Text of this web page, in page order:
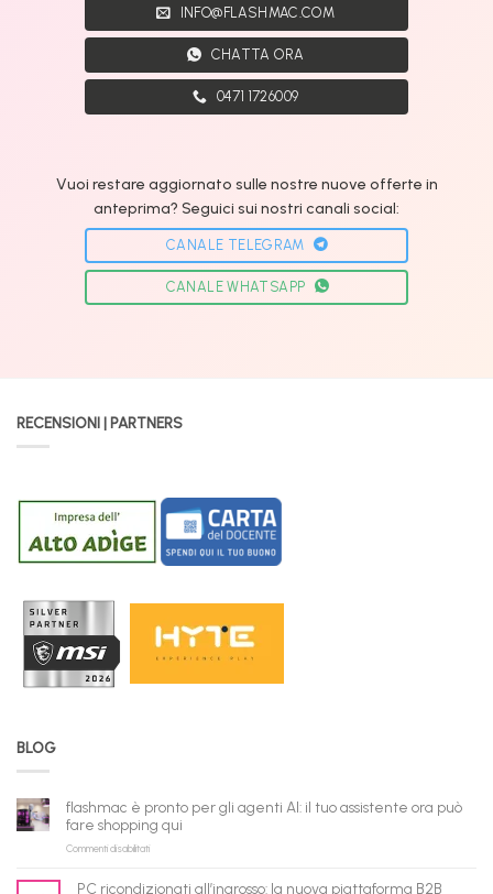
INFO@FLASHMAC.COM
CHATTA ORA
0471 1726009
Vuoi restare aggiornato sulle nostre nuove offerte in
anteprima? Seguici sui nostri canali social:
CANALE TELEGRAM
CANALE WHATSAPP
RECENSIONI | PARTNERS
BLOG
flashmac è pronto per gli agenti AI: il tuo assistente ora può
fare shopping qui
Commenti disabilitatisu
PC ricondizionati all’ingrosso: la nuova piattaforma B2B